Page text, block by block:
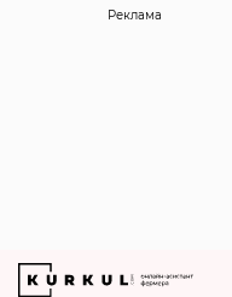
Реклама